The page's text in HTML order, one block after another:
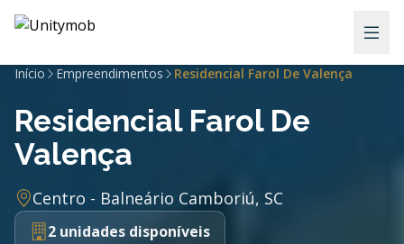
Início Empreendimentos Residencial Farol De Valença
Residencial Farol De
Valença
Centro - Balneário Camboriú, SC
2 unidades disponíveis